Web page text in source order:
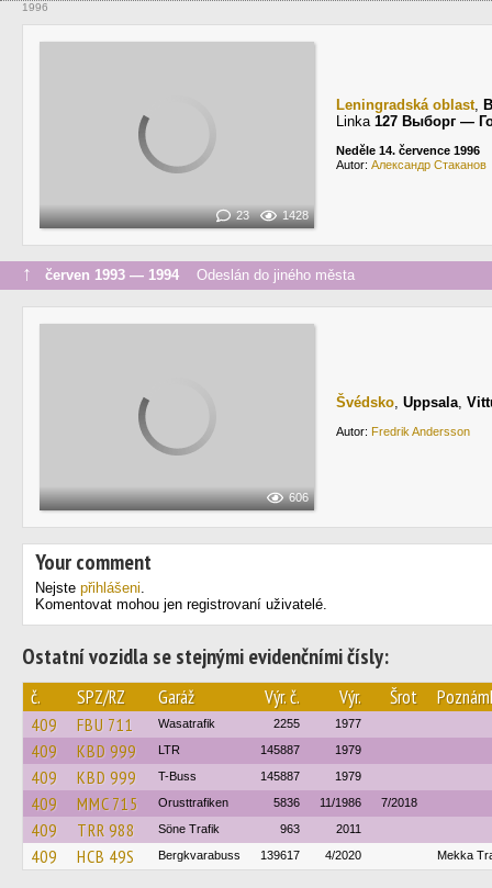
1996
23 1428
Leningradská oblast,
Linka 127 Выборг —
Neděle 14. července 1996
Autor: Александр Стаканов
↑ červen 1993 — 1994 Odeslán do jiného města
606
Švédsko, Uppsala,
Autor: Fredrik Andersson
Your comment
Nejste přihlášeni.
Komentovat mohou jen registrovaní uživatelé.
Ostatní vozidla se stejnými evidenčními čísly:
č. SPZ/RZ Garáž Výr. č. Výr. Šrot
409 FBU 711 Wasatrafik 2255 1977
409 KBD 999 LTR 145887 1979
409 KBD 999 T-Buss 145887 1979
409 MMC 715 Orusttrafiken 5836 11/1986 7/2018
409 TRR 988 Söne Trafik 963 2011
409 HCB 49S Bergkvarabuss 139617 4/2020 Mekka